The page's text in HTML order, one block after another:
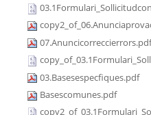
07.Anuncicorreccierrors.pdf
03.Basesespecfiques.pdf
Basescomunes.pdf